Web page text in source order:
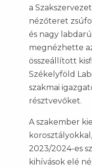
a
nézőteret
és nagy
megnézhette
összeállított
Székelyföld
szakmai
résztvevőket.
A szakember
2023/2024-es
kihívások elé